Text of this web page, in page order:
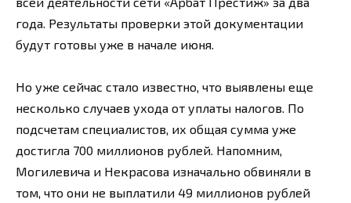
года. Результаты проверки этой документации
будут готовы уже в начале июня.
Но уже сейчас стало известно, что выявлены еще
несколько случаев ухода от уплаты налогов. По
подсчетам специалистов, их общая сумма уже
достигла 700 миллионов рублей. Напомним,
Могилевича и Некрасова изначально обвиняли в
том, что они не выплатили 49 миллионов рублей